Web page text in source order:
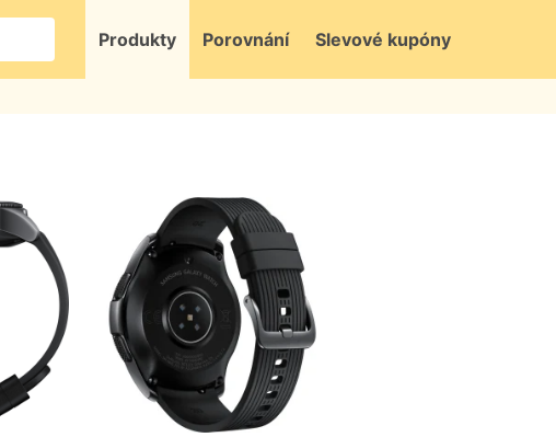
Produkty Porovnání Slevové kupóny